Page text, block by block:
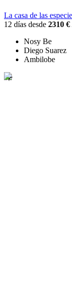
La casa de las
12 días desde 2310 €
Nosy Be
Diego Suarez
Ambilobe